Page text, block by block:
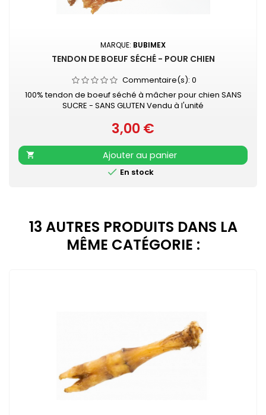
MARQUE: BUBIMEX
TENDON DE BOEUF SÉCHÉ - POUR CHIEN
Commentaire(s): 0
100% tendon de boeuf séché à mâcher pour chien SANS
SUCRE - SANS GLUTEN Vendu à l'unité
Prix
3,00 €

Ajouter au panier
 En stock
13 AUTRES PRODUITS DANS LA
MÊME CATÉGORIE :